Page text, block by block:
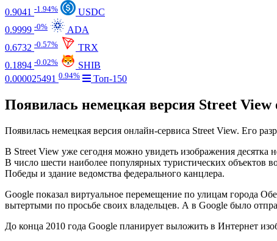
0.9041 -1.94%
USDC
0.9999 -0%
ADA
0.6732 -0.57%
TRX
0.1894 -0.02%
SHIB
0.000025491 0.94% Топ-150
Появилась немецкая версия Street View
Появилась немецкая версия онлайн-сервиса Street View. Его
В Street View уже сегодня можно увидеть изображения
В число шести наиболее популярных туристических объектов
Победы и здание ведомства федерального канцлера.
Google показал виртуальное перемещение по улицам города
вытертыми по просьбе своих владельцев. А в Google было
До конца 2010 года Google планирует выложить в Интернет